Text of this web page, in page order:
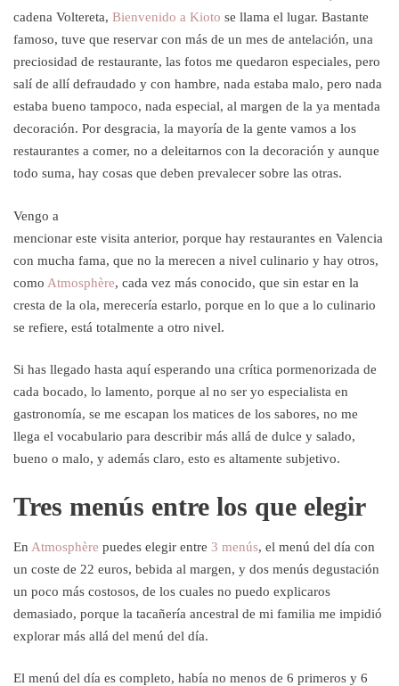
cadena Voltereta, Bienvenido a Kioto se llama el lugar. Bastante
famoso, tuve que reservar con más de un mes de antelación, una
preciosidad de restaurante, las fotos me quedaron especiales, pero
salí de allí defraudado y con hambre, nada estaba malo, pero nada
estaba bueno tampoco, nada especial, al margen de la ya mentada
decoración. Por desgracia, la mayoría de la gente vamos a los
restaurantes a comer, no a deleitarnos con la decoración y aunque
todo suma, hay cosas que deben prevalecer sobre las otras.
Vengo a
mencionar este visita anterior, porque hay restaurantes en Valencia
con mucha fama, que no la merecen a nivel culinario y hay otros,
como Atmosphère, cada vez más conocido, que sin estar en la
cresta de la ola, merecería estarlo, porque en lo que a lo culinario
se refiere, está totalmente a otro nivel.
Si has llegado hasta aquí esperando una crítica pormenorizada de
cada bocado, lo lamento, porque al no ser yo especialista en
gastronomía, se me escapan los matices de los sabores, no me
llega el vocabulario para describir más allá de dulce y salado,
bueno o malo, y además claro, esto es altamente subjetivo.
Tres menús entre los que elegir
En Atmosphère puedes elegir entre 3 menús, el menú del día con
un coste de 22 euros, bebida al margen, y dos menús degustación
un poco más costosos, de los cuales no puedo explicaros
demasiado, porque la tacañería ancestral de mi familia me impidió
explorar más allá del menú del día.
El menú del día es completo, había no menos de 6 primeros y 6